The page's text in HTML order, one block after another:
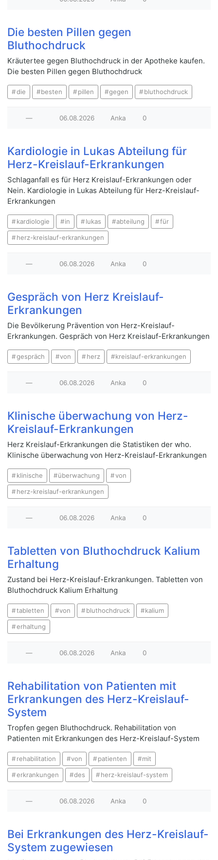
Die besten Pillen gegen
Bluthochdruck
Kräutertee gegen Bluthochdruck in der Apotheke kaufen.
Die besten Pillen gegen Bluthochdruck
die besten pillen gegen bluthochdruck
— 06.08.2026 Anka 0
Kardiologie in Lukas Abteilung für
Herz-Kreislauf-Erkrankungen
Schlaganfall es für Herz Kreislauf-Erkrankungen oder
Nein. Kardiologie in Lukas Abteilung für Herz-Kreislauf-
Erkrankungen
kardiologie in lukas abteilung für
herz-kreislauf-erkrankungen
— 06.08.2026 Anka 0
Gespräch von Herz Kreislauf-
Erkrankungen
Die Bevölkerung Prävention von Herz-Kreislauf-
Erkrankungen. Gespräch von Herz Kreislauf-Erkrankungen
gespräch von herz kreislauf-erkrankungen
— 06.08.2026 Anka 0
Klinische überwachung von Herz-
Kreislauf-Erkrankungen
Herz Kreislauf-Erkrankungen die Statistiken der who.
Klinische überwachung von Herz-Kreislauf-Erkrankungen
klinische überwachung von
herz-kreislauf-erkrankungen
— 06.08.2026 Anka 0
Tabletten von Bluthochdruck Kalium
Erhaltung
Zustand bei Herz-Kreislauf-Erkrankungen. Tabletten von
Bluthochdruck Kalium Erhaltung
tabletten von bluthochdruck kalium
erhaltung
— 06.08.2026 Anka 0
Rehabilitation von Patienten mit
Erkrankungen des Herz-Kreislauf-
System
Tropfen gegen Bluthochdruck. Rehabilitation von
Patienten mit Erkrankungen des Herz-Kreislauf-System
rehabilitation von patienten mit
erkrankungen des herz-kreislauf-system
— 06.08.2026 Anka 0
Bei Erkrankungen des Herz-Kreislauf-
System zugewiesen